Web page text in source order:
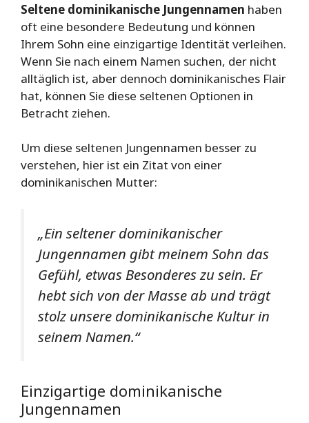
Seltene dominikanische Jungennamen haben
oft eine besondere Bedeutung und können
Ihrem Sohn eine einzigartige Identität verleihen.
Wenn Sie nach einem Namen suchen, der nicht
alltäglich ist, aber dennoch dominikanisches Flair
hat, können Sie diese seltenen Optionen in
Betracht ziehen.
Um diese seltenen Jungennamen besser zu
verstehen, hier ist ein Zitat von einer
dominikanischen Mutter:
„Ein seltener dominikanischer
Jungennamen gibt meinem Sohn das
Gefühl, etwas Besonderes zu sein. Er
hebt sich von der Masse ab und trägt
stolz unsere dominikanische Kultur in
seinem Namen.“
Einzigartige dominikanische
Jungennamen